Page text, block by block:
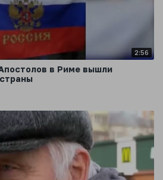
2:56
в Риме вышли